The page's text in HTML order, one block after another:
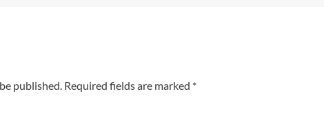
published. Required fields are marked *